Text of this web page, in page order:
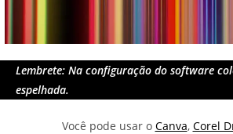
Lembrete: Na configuração do software
espelhada.
Você pode usar o Canva, Corel